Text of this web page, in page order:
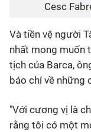
Cesc
Và tiền vệ người
nhất mong muốn
tịch của Barca,
báo chí về những
"Với cương vị là
rằng tôi có một